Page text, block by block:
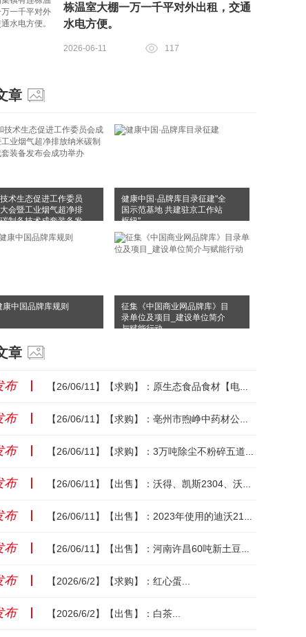
栋温室大棚一万一千平对外出租，交通
水电方便。
2026-06-11 117
章
术生态促进工作委员
会暨工业烟气超净排
制备技术成套装备发
举办
健康中国·品牌库目录征建"全
国示范基地 共建驻京工作站
枢纽"
中国品牌库规则
征集《中国商业网品牌库》目
录单位及项目_建设单位简介
与赋能行动
章
布 【26/06/11】【求购】：原生态食品食材【电话：15915319171】...
布 【26/06/11】【求购】：亳州市煦峥中药材公司现金大量收购牡丹根、芍药根、赤芍根、白术、何首乌、白芷、紫苑、菊花【电话：18306761466】...
布 【26/06/11】【求购】：3万吨除尘不粉碎五道绳或一次成型大方捆麦秸（动力耙搂或不搂），灰分12以内，发往山东方向。一次成型大方捆新麦秸，饲草标准；天朗顺邦小包新麦秸【电话：18110715124...
布 【26/06/11】【出售】：沃得、凯斯2304、沃得玉柴125马力、江苏804、世昌植保机100马力、泰山1304，【电话： 18114663772】...
布 【26/06/11】【出售】：2023年使用的迪沃2104，工作232小时【电话：13215679988】...
布 【26/06/11】【出售】：河南许昌60吨新土豆【电话：13839031035】...
布 【2026/6/2】【求购】：红心蛋...
布 【2026/6/2】【出售】：白茶...